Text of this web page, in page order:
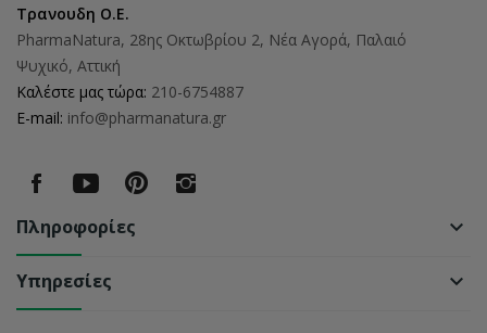
Τρανουδη Ο.Ε.
PharmaNatura, 28ης Οκτωβρίου 2, Νέα Αγορά, Παλαιό
Ψυχικό, Αττική
Καλέστε μας τώρα: 210-6754887
E-mail: info@pharmanatura.gr
Πληροφορίες keyboard_arrow_down
Υπηρεσίες keyboard_arrow_down